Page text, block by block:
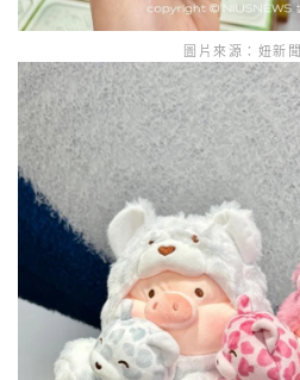
圖片來源：妞新聞